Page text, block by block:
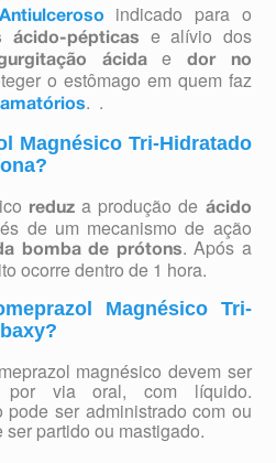
Antiulceroso
indicado para o
ácido-pépticas
e alívio dos
ácidaedor no
o estômago em quem faz
. .
Magnésico Tri-Hidratado
reduza produção de ácido
de um mecanismo de ação
bomba de prótons. Após a
ocorre dentro de 1 hora.
Magnésico Tri-
magnésico devem ser
por via oral, com líquido.
pode ser administrado com ou
partido ou mastigado.